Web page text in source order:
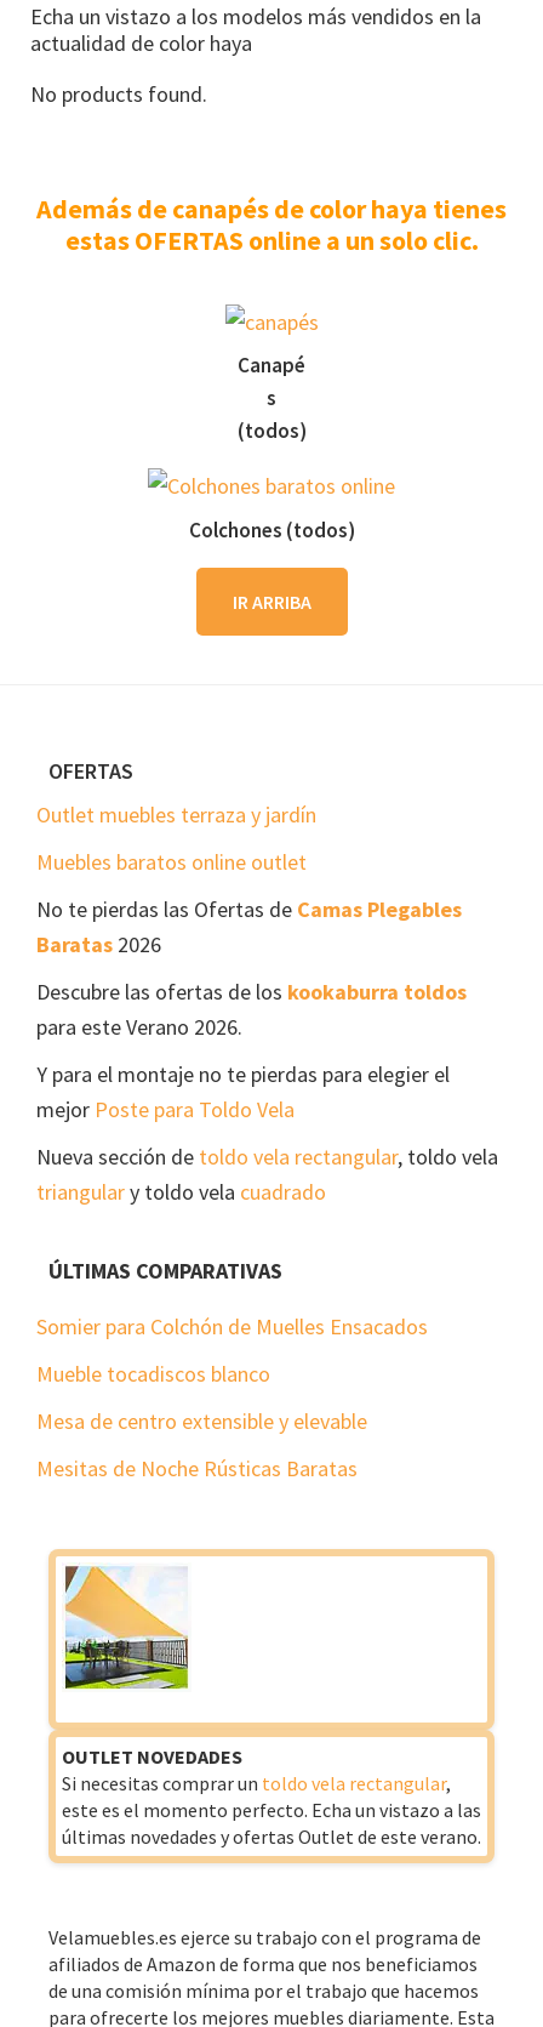
Echa un vistazo a los modelos más vendidos en la
actualidad de color haya
No products found.
Además de canapés de color haya tienes
estas OFERTAS online a un solo clic.
Canapé
s
(todos)
Colchones (todos)
IR ARRIBA
FooterOFERTAS
Outlet muebles terraza y jardín
Muebles baratos online outlet
No te pierdas las Ofertas de Camas Plegables
Baratas 2026
Descubre las ofertas de los kookaburra toldos
para este Verano 2026.
Y para el montaje no te pierdas para elegier el
mejor Poste para Toldo Vela
Nueva sección de toldo vela rectangular, toldo vela
triangulary toldo vela cuadrado
ÚLTIMAS COMPARATIVAS
Somier para Colchón de Muelles Ensacados
Mueble tocadiscos blanco
Mesa de centro extensible y elevable
Mesitas de Noche Rústicas Baratas
OUTLET NOVEDADES
Si necesitas comprar un toldo vela rectangular,
este es el momento perfecto. Echa un vistazo a las
últimas novedades y ofertas Outlet de este verano.
Velamuebles.es ejerce su trabajo con el programa de
afiliados de Amazon de forma que nos beneficiamos
de una comisión mínima por el trabajo que hacemos
para ofrecerte los mejores muebles diariamente. Esta